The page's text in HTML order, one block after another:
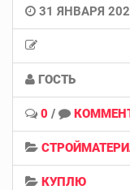
31 ЯНВАРЯ
ГОСТЬ
0 /
КУПЛЮ